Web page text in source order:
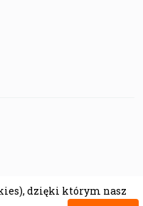
Polityka cookies
dzięki którym nasz